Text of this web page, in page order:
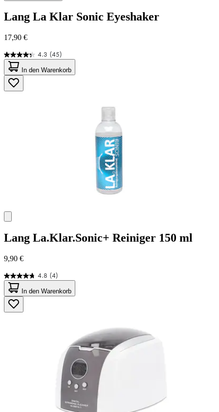
Lang La Klar Sonic Eyeshaker
17,90 €
4.3 (45)
4.3
von
5
Sternen.
45
In den Warenkorb
Lang La.Klar.Sonic+ Reiniger 150 ml
9,90 €
4.8 (4)
4.8
von
5
Sternen.
4
In den Warenkorb